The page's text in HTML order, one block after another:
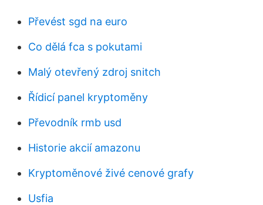
Převést sgd na euro
Co dělá fca s pokutami
Malý otevřený zdroj snitch
Řídicí panel kryptoměny
Převodník rmb usd
Historie akcií amazonu
Kryptoměnové živé cenové grafy
Usfia